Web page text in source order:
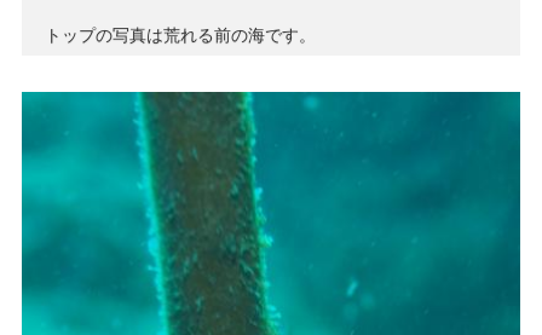
トップの写真は荒れる前の海です。